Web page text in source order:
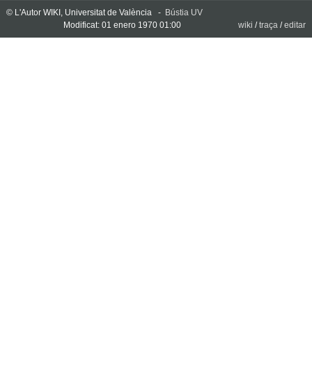
© L'Autor WIKI, Universitat de València - Bústia UV
Modificat: 01 enero 1970 01:00
wiki /traça /editar